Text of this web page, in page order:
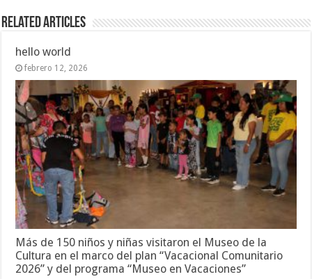
Related Articles
hello world
febrero 12, 2026
Más de 150 niños y niñas visitaron el Museo de la
Cultura en el marco del plan “Vacacional Comunitario
2026” y del programa “Museo en Vacaciones”